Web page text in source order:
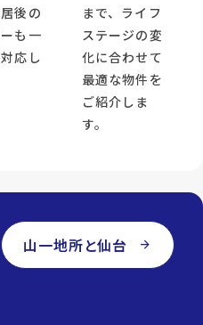
後の
も一
応し
まで、ライフ
ステージの変
化に合わせて
最適な物件を
ご紹介しま
す。
山一地所と仙台 arrow_forward